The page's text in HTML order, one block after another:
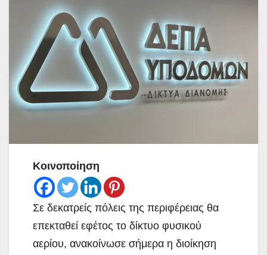
Κοινοποίηση
Σε δεκατρείς πόλεις της περιφέρειας θα
επεκταθεί εφέτος το δίκτυο φυσικού
αερίου, ανακοίνωσε σήμερα η διοίκηση